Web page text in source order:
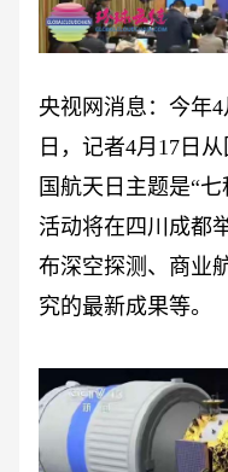
央视网消息：今年4
日，记者4月17日
国航天日主题是“
活动将在四川成都
布深空探测、商业
究的最新成果等。